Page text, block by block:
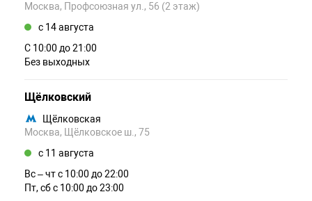
Москва, Профсоюзная ул., 56 (2 этаж)
c 14 августа
С 10:00 до 21:00
Без выходных
Щёлковский
Щёлковская
Москва, Щёлковское ш., 75
c 11 августа
Вс – чт c 10:00 до 22:00
Пт, сб c 10:00 до 23:00